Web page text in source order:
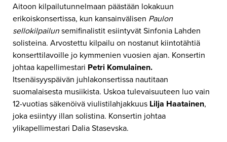
Aitoon kilpailutunnelmaan päästään lokakuun
erikoiskonsertissa, kun kansainvälisen Paulon
sellokilpailunsemifinalistit esiintyvät Sinfonia Lahden
solisteina. Arvostettu kilpailu on nostanut kiintotähtiä
konserttilavoille jo kymmenien vuosien ajan. Konsertin
johtaa kapellimestari Petri Komulainen.
Itsenäisyyspäivän juhlakonsertissa nautitaan
suomalaisesta musiikista. Uskoa tulevaisuuteen luo vain
12-vuotias säkenöivä viulistilahjakkuus Lilja Haatainen,
joka esiintyy illan solistina. Konsertin johtaa
ylikapellimestari Dalia Stasevska.